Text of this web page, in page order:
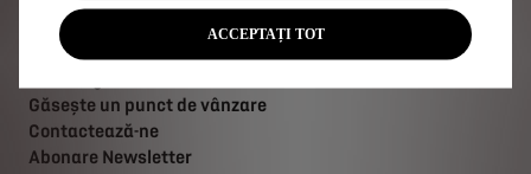
Livrare imediată
Încărcare electrică și autonomie
Găsește un punct de vânzare
Contactează-ne
Abonare Newsletter
ACCEPTAȚI TOT